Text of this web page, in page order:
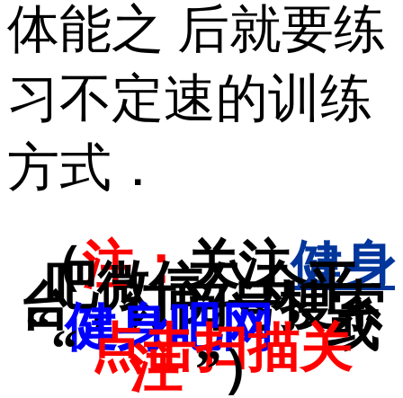
体能之 后就要练
习不定速的训练
方式．
（注：关注健身
吧微信公众平
台，订阅号搜索
“健身吧网” 或
“ 点击扫描关
注 ”）